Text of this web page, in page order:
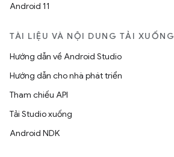
Android 11
TÀI LIỆU VÀ NỘI DUNG TẢI XUỐNG
Hướng dẫn về Android Studio
Hướng dẫn cho nhà phát triển
Tham chiếu API
Tải Studio xuống
Android NDK